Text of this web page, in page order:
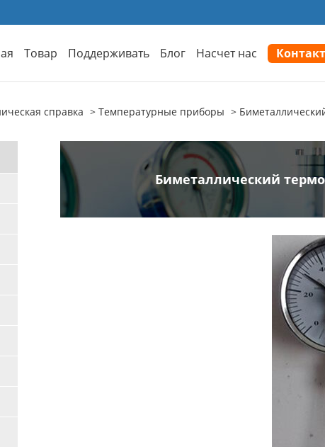
Товар Поддерживать Блог Насчет нас Контакт
справка Температурные приборы
Биметаллический